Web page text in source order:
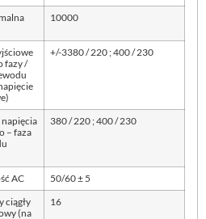
10000
fazy /
+/-3380 / 220 ; 400 / 230
napięcia
– faza
380 / 220 ; 400 / 230
AC 50/60 ± 5
ciągły
(na
16